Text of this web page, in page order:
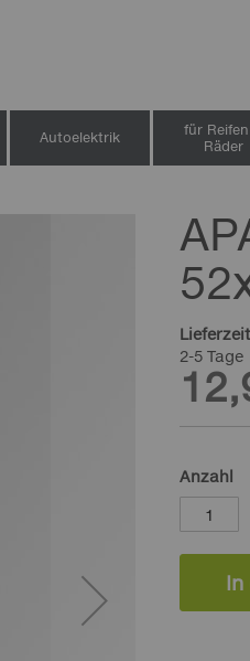
Autoelektrik
für
Räder
Lieferzeit
2-5 Tage
Anzahl
In